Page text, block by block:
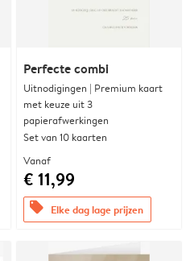
Perfecte combi
Uitnodigingen | Premium kaart
met keuze uit 3
papierafwerkingen
Set van 10 kaarten
Vanaf
€ 11,99
offers Elke dag lage prijzen